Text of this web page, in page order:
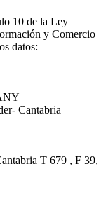
10 de la Ley
y Comercio
datos:
Cantabria
T 679 , F 39,